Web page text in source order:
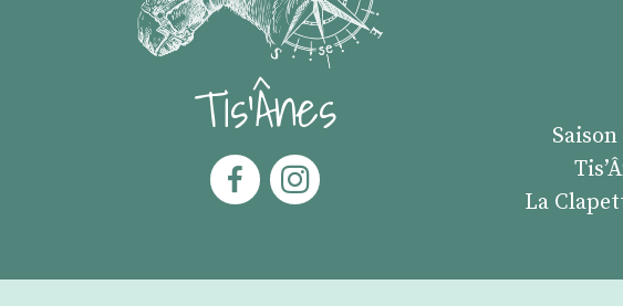
Tis'Ânes
La